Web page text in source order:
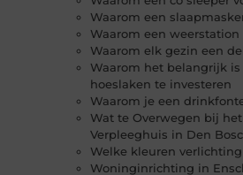
Waarom een
Waarom een weerstation
Waarom elk gezin een
Waarom het belangrijk
hoeslaken te investeren
Waarom je een
Wat te Overwegen bij
Verpleeghuis in Den
Welke kleuren
Woninginrichting in